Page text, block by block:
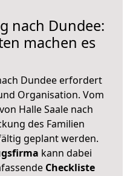
nach Dundee:
machen es
Dundee erfordert
Organisation. Vom
Halle Saale nach
des Familien
geplant werden.
kann dabei
Checkliste